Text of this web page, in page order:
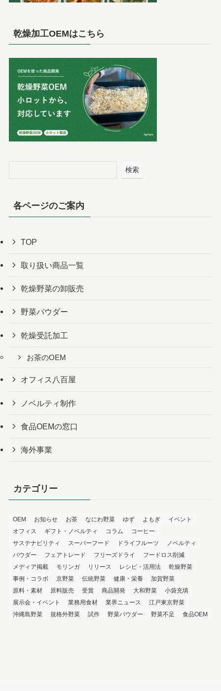
乾燥加工OEMはこちら
検索
各ページのご案内
TOP
取り扱い商品一覧
乾燥野菜の卸販売
野菜パウダー
乾燥受託加工
お茶のOEM
オフィス八百屋
ノベルティ制作
食品OEMの窓口
海外事業
カテゴリー
OEM お知らせ お茶 なにわ野菜 ゆず よもぎ
イベント
オフィス
ギフト・ノベルティ コラム
コーヒー
サステナビリティ
スーパーフード ドライフルーツ
ノベルティ
パウダー
フェアトレード フリーズドライ
フードロス削減
メディア掲載
モリンガ リリース レシピ・活用法
乾燥野菜
事例・コラボ
京野菜 伝統野菜 健康・栄養
加賀野菜
原料・素材
原料販売 受賞 商品開発 大和野菜
小袋充填
展示会・イベント
業務用食材 業界ニュース
江戸東京野菜
沖縄島野菜
規格外野菜 試作 野菜パウダー 野菜不足 食品OEM